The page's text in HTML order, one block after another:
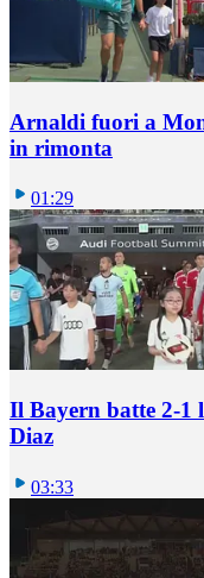
Arnaldi fuori a
in rimonta
01:29
Il Bayern batte 2-1
Diaz
03:33